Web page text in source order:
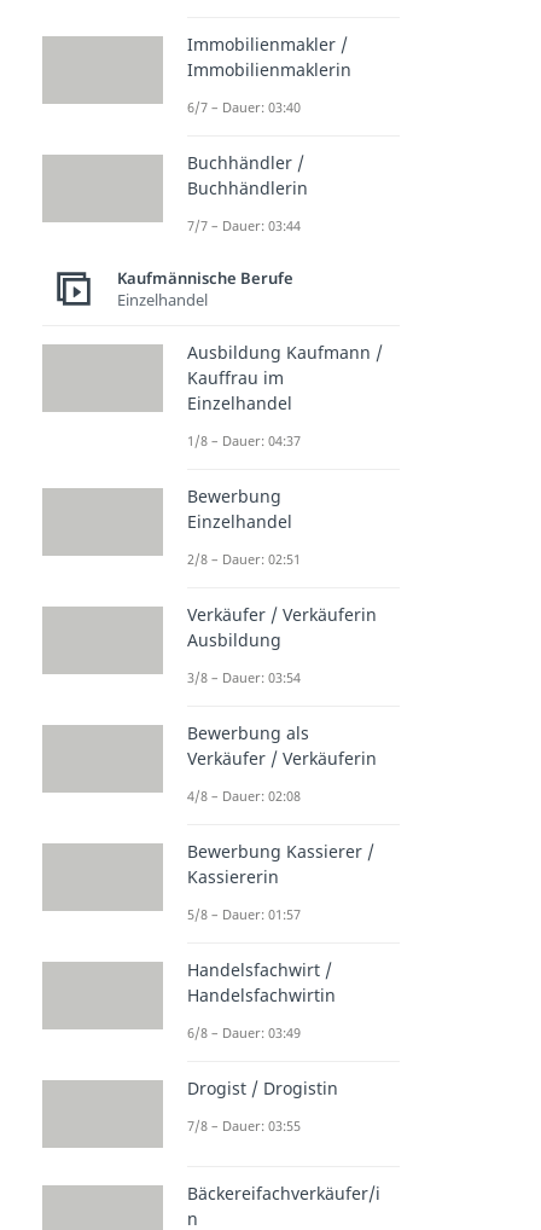
Immobilienmakler /
Immobilienmaklerin
6/7 – Dauer: 03:40
Buchhändler /
Buchhändlerin
7/7 – Dauer: 03:44
Kaufmännische Berufe
Einzelhandel
Ausbildung Kaufmann /
Kauffrau im
Einzelhandel
1/8 – Dauer: 04:37
Bewerbung
Einzelhandel
2/8 – Dauer: 02:51
Verkäufer / Verkäuferin
Ausbildung
3/8 – Dauer: 03:54
Bewerbung als
Verkäufer / Verkäuferin
4/8 – Dauer: 02:08
Bewerbung Kassierer /
Kassiererin
5/8 – Dauer: 01:57
Handelsfachwirt /
Handelsfachwirtin
6/8 – Dauer: 03:49
Drogist / Drogistin
7/8 – Dauer: 03:55
Bäckereifachverkäufer/i
n